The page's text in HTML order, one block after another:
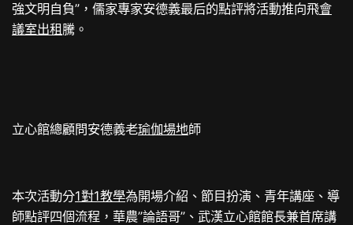
強文明自負”，儒家專家安德義最后的點評將活動推向飛會
議室出租 騰。
立心館總顧問安德義老瑜伽場地師
本次活動分1對1教學為開場介紹、節目扮演、青年講座、導
師點評四個流程，華農”論語哥”、武漢立心館館長兼首席講